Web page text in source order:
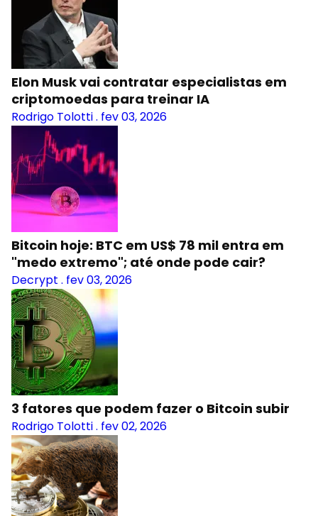
Elon Musk vai contratar especialistas em
criptomoedas para treinar IA
Rodrigo Tolotti. fev 03, 2026
Bitcoin hoje: BTC em US$ 78 mil entra em
"medo extremo"; até onde pode cair?
Decrypt . fev 03, 2026
3 fatores que podem fazer o Bitcoin subir
Rodrigo Tolotti. fev 02, 2026